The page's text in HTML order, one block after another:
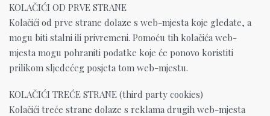
KOLAČIĆI OD PRVE STRANE
Kolačići od prve strane dolaze s web-mjesta koje gledate, a
mogu biti stalni ili privremeni. Pomoću tih kolačića web-
mjesta mogu pohraniti podatke koje će ponovo koristiti
prilikom sljedećeg posjeta tom web-mjestu.
KOLAČIĆI TREĆE STRANE (third party cookies)
Kolačići treće strane dolaze s reklama drugih web-mjesta